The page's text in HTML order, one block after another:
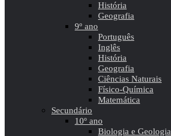
História
Geografia
9º ano
Português
Inglês
História
Geografia
Ciências Naturais
Físico-Química
Matemática
Secundário
10º ano
Biologia e Geologia